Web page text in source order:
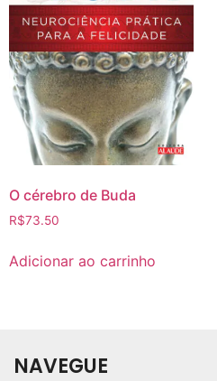
O cérebro de Buda
R$73.50
Adicionar ao carrinho
NAVEGUE